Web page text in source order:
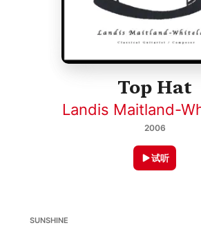
Top Hat
Landis Maitland-
2006
试听
SUNSHINE